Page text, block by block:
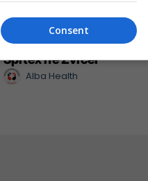
Alba Health sjell
profesionale për
Spitex në Zvicër
Alba Health
Consent